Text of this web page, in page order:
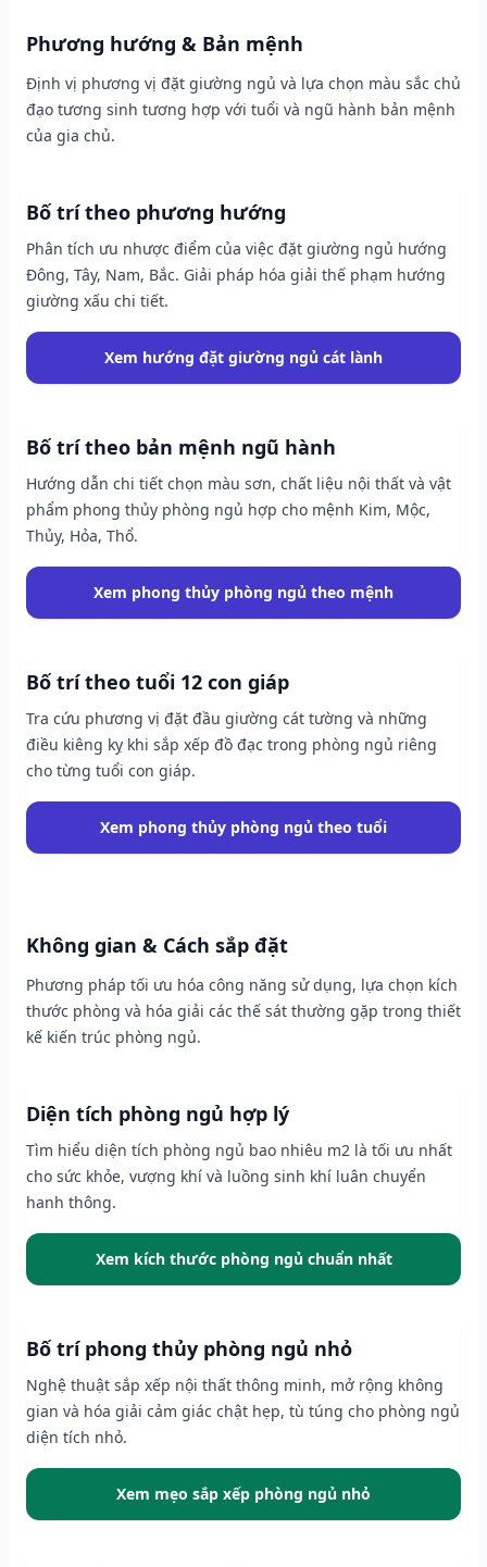
Phương hướng & Bản mệnh
Định vị phương vị đặt giường ngủ và lựa chọn màu sắc chủ
đạo tương sinh tương hợp với tuổi và ngũ hành bản mệnh
của gia chủ.
Bố trí theo phương hướng
Phân tích ưu nhược điểm của việc đặt giường ngủ hướng
Đông, Tây, Nam, Bắc. Giải pháp hóa giải thế phạm hướng
giường xấu chi tiết.
Xem hướng đặt giường ngủ cát lành
Bố trí theo bản mệnh ngũ hành
Hướng dẫn chi tiết chọn màu sơn, chất liệu nội thất và vật
phẩm phong thủy phòng ngủ hợp cho mệnh Kim, Mộc,
Thủy, Hỏa, Thổ.
Xem phong thủy phòng ngủ theo mệnh
Bố trí theo tuổi 12 con giáp
Tra cứu phương vị đặt đầu giường cát tường và những
điều kiêng kỵ khi sắp xếp đồ đạc trong phòng ngủ riêng
cho từng tuổi con giáp.
Xem phong thủy phòng ngủ theo tuổi
Không gian & Cách sắp đặt
Phương pháp tối ưu hóa công năng sử dụng, lựa chọn kích
thước phòng và hóa giải các thế sát thường gặp trong thiết
kế kiến trúc phòng ngủ.
Diện tích phòng ngủ hợp lý
Tìm hiểu diện tích phòng ngủ bao nhiêu m2 là tối ưu nhất
cho sức khỏe, vượng khí và luồng sinh khí luân chuyển
hanh thông.
Xem kích thước phòng ngủ chuẩn nhất
Bố trí phong thủy phòng ngủ nhỏ
Nghệ thuật sắp xếp nội thất thông minh, mở rộng không
gian và hóa giải cảm giác chật hẹp, tù túng cho phòng ngủ
diện tích nhỏ.
Xem mẹo sắp xếp phòng ngủ nhỏ